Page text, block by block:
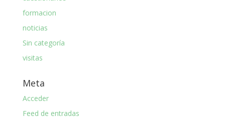
formacion
noticias
Sin categoría
visitas
Meta
Acceder
Feed de entradas